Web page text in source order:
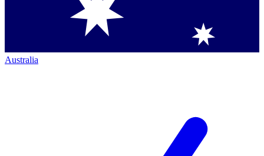
Australia